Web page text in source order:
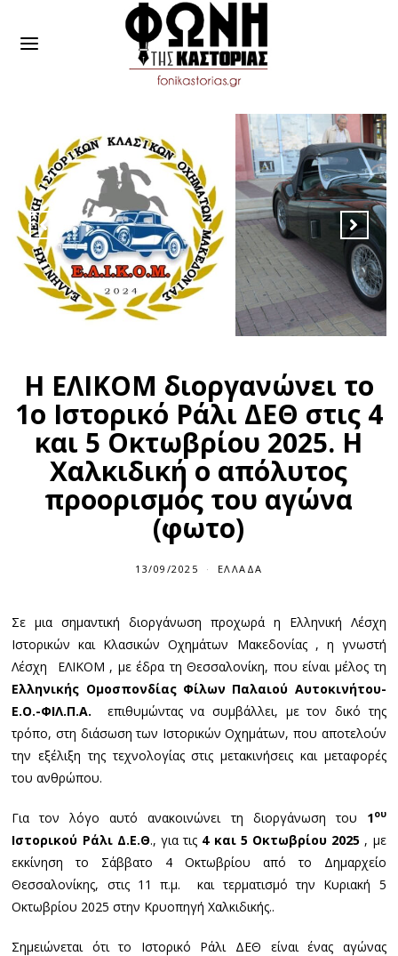
Η ΕΛΙΚΟΜ διοργανώνει το
1ο Ιστορικό Ράλι ΔΕΘ στις 4
και 5 Οκτωβρίου 2025. Η
Χαλκιδική ο απόλυτος
προορισμός του αγώνα
(φωτο)
13/09/2025
9
/
2
0
2
5
ΕΛΛΆΔΑ
Σε μια σημαντική διοργάνωση προχωρά η Ελληνική Λέσχη
Ιστορικών και Κλασικών Οχημάτων Μακεδονίας , η γνωστή
Λέσχη ΕΛΙΚΟΜ , με έδρα τη Θεσσαλονίκη, που είναι μέλος τη
Ελληνικής Ομοσπονδίας Φίλων Παλαιού Αυτοκινήτου-
Ε.Ο.-ΦΙΛ.Π.Α.
επιθυμώντας να συμβάλλει, με τον δικό της
τρόπο, στη διάσωση των Ιστορικών Οχημάτων, που αποτελούν
την εξέλιξη της τεχνολογίας στις μετακινήσεις και μεταφορές
του ανθρώπου.
Για τον λόγο αυτό ανακοινώνει τη διοργάνωση του 1ου
Ιστορικού Ράλι Δ.Ε.Θ., για τις 4 και 5 Οκτωβρίου 2025 , με
εκκίνηση το Σάββατο 4 Οκτωβρίου από το Δημαρχείο
Θεσσαλονίκης, στις 11 π.μ. και τερματισμό την Κυριακή 5
Οκτωβρίου 2025 στην Κρυοπηγή Χαλκιδικής..
Σημειώνεται ότι το Ιστορικό Ράλι ΔΕΘ είναι ένας αγώνας